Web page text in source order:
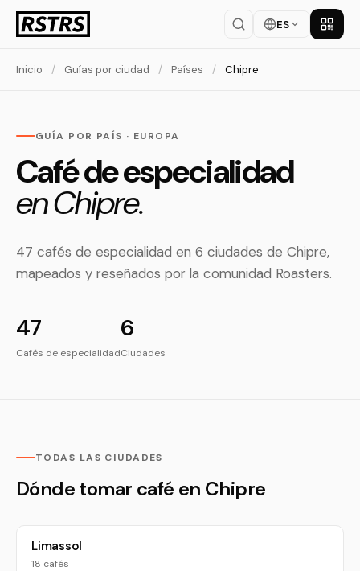
ES
Inicio / Guías por ciudad / Países / Chipre
GUÍA POR PAÍS · EUROPA
Café de especialidad
en Chipre.
47 cafés de especialidad en 6 ciudades de Chipre,
mapeados y reseñados por la comunidad Roasters.
47
Cafés de especialidad
6
Ciudades
TODAS LAS CIUDADES
Dónde tomar café en Chipre
Limassol
18 cafés